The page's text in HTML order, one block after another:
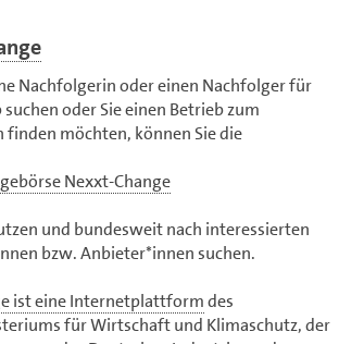
Nachfolgerin oder einen Nachfolger für
oder Sie einen Betrieb zum
finden möchten, können Sie die
Nexxt-Change
und bundesweit nach interessierten
bzw. Anbieter*innen suchen.
ist eine Internetplattformdes
für Wirtschaft und Klimaschutz, der